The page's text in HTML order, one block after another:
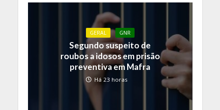
GERAL GNR
Segundo suspeito de
roubos a idosos em prisão
preventiva em Mafra
Há 23 horas